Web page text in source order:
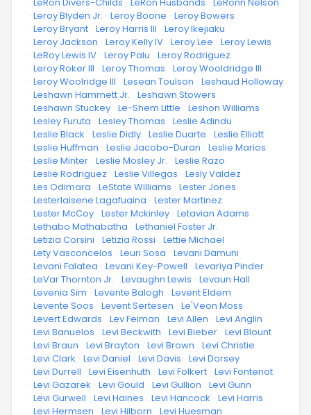
· Leroy Blyden Jr. · Leroy Boone · Leroy Bowers
· Leroy Bryant · Leroy Harris III · Leroy Ikejiaku
· Leroy Jackson · Leroy Kelly IV · Leroy Lee · Leroy Lewis
· LeRoy Lewis IV · Leroy Palu · Leroy Rodriguez
· Leroy Roker III · Leroy Thomas · Leroy Wooldridge III
· Leroy Woolridge III · Lesean Toulson · Leshaud Holloway
· Leshawn Hammett Jr. · Leshawn Stowers
· Leshawn Stuckey · Le-Shem Little · Leshon Williams
· Lesley Furuta · Lesley Thomas · Leslie Adindu
· Leslie Black · Leslie Didly · Leslie Duarte · Leslie Elliott
· Leslie Huffman · Leslie Jacobo-Duran · Leslie Marios
· Leslie Minter · Leslie Mosley Jr. · Leslie Razo
· Leslie Rodriguez · Leslie Villegas · Lesly Valdez
· Les Odimara · LeState Williams · Lester Jones
· Lesterlaisene Lagafuaina · Lester Martinez
· Lester McCoy · Lester Mckinley · Letavian Adams
· Lethabo Mathabatha · Lethaniel Foster Jr.
· Letizia Corsini · Letizia Rossi · Lettie Michael
· Lety Vasconcelos · Leuri Sosa · Levani Damuni
· Levani Falatea · Levani Key-Powell · Levariya Pinder
· LeVar Thornton Jr. · Levaughn Lewis · Levaun Hall
· Levenia Sim · Levente Balogh · Levent Eldem
· Levente Soos · Levent Sertesen · Le'Veon Moss
· Levert Edwards · Lev Feiman · Levi Allen · Levi Anglin
· Levi Banuelos · Levi Beckwith · Levi Bieber · Levi Blount
· Levi Braun · Levi Brayton · Levi Brown · Levi Christie
· Levi Clark · Levi Daniel · Levi Davis · Levi Dorsey
· Levi Durrell · Levi Eisenhuth · Levi Folkert · Levi Fontenot
· Levi Gazarek · Levi Gould · Levi Gullion · Levi Gunn
· Levi Gurwell · Levi Haines · Levi Hancock · Levi Harris
· Levi Hermsen · Levi Hilborn · Levi Huesman